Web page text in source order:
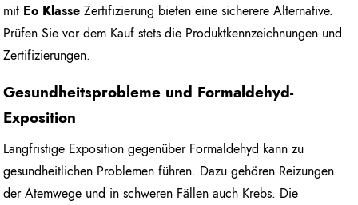
mit Eo Klasse Zertifizierung bieten eine sicherere Alternative.
Prüfen Sie vor dem Kauf stets die Produktkennzeichnungen und
Zertifizierungen.
Gesundheitsprobleme und Formaldehyd-
Exposition
Langfristige Exposition gegenüber Formaldehyd kann zu
gesundheitlichen Problemen führen. Dazu gehören Reizungen
der Atemwege und in schweren Fällen auch Krebs. Die